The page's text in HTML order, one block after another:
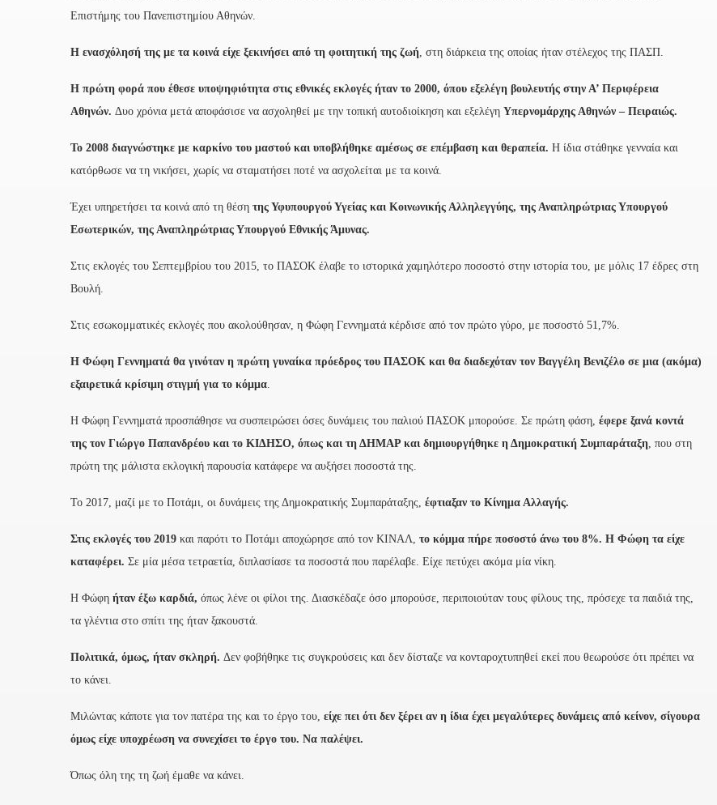
Επιστήμης του Πανεπιστημίου Αθηνών.
Η ενασχόλησή της με τα κοινά είχε ξεκινήσει από τη φοιτητική της ζωή, στη διάρκεια της οποίας ήταν στέλεχος της ΠΑΣΠ.
Η πρώτη φορά που έθεσε υποψηφιότητα στις εθνικές εκλογές ήταν το 2000, όπου εξελέγη βουλευτής στην Α’ Περιφέρεια
Αθηνών. Δυο χρόνια μετά αποφάσισε να ασχοληθεί με την τοπική αυτοδιοίκηση και εξελέγη Υπερνομάρχης Αθηνών – Πειραιώς.
Το 2008 διαγνώστηκε με καρκίνο του μαστού και υποβλήθηκε αμέσως σε επέμβαση και θεραπεία. Η ίδια στάθηκε γενναία και
κατόρθωσε να τη νικήσει, χωρίς να σταματήσει ποτέ να ασχολείται με τα κοινά.
Έχει υπηρετήσει τα κοινά από τη θέση της Υφυπουργού Υγείας και Κοινωνικής Αλληλεγγύης, της Αναπληρώτριας Υπουργού
Εσωτερικών, της Αναπληρώτριας Υπουργού Εθνικής Άμυνας.
Στις εκλογές του Σεπτεμβρίου του 2015, το ΠΑΣΟΚ έλαβε το ιστορικά χαμηλότερο ποσοστό στην ιστορία του, με μόλις 17 έδρες στη
Βουλή.
Στις εσωκομματικές εκλογές που ακολούθησαν, η Φώφη Γεννηματά κέρδισε από τον πρώτο γύρο, με ποσοστό 51,7%.
Η Φώφη Γεννηματά θα γινόταν η πρώτη γυναίκα πρόεδρος του ΠΑΣΟΚ και θα διαδεχόταν τον Βαγγέλη Βενιζέλο σε μια (ακόμα)
εξαιρετικά κρίσιμη στιγμή για το κόμμα.
Η Φώφη Γεννηματά προσπάθησε να συσπειρώσει όσες δυνάμεις του παλιού ΠΑΣΟΚ μπορούσε. Σε πρώτη φάση, έφερε ξανά κοντά
της τον Γιώργο Παπανδρέου και το ΚΙΔΗΣΟ, όπως και τη ΔΗΜΑΡ και δημιουργήθηκε η Δημοκρατική Συμπαράταξη, που στη
πρώτη της μάλιστα εκλογική παρουσία κατάφερε να αυξήσει ποσοστά της.
Το 2017, μαζί με το Ποτάμι, οι δυνάμεις της Δημοκρατικής Συμπαράταξης, έφτιαξαν το Κίνημα Αλλαγής.
Στις εκλογές του 2019 και παρότι το Ποτάμι αποχώρησε από τον ΚΙΝΑΛ, το κόμμα πήρε ποσοστό άνω του 8%. Η Φώφη τα είχε
καταφέρει. Σε μία μέσα τετραετία, διπλασίασε τα ποσοστά που παρέλαβε. Είχε πετύχει ακόμα μία νίκη.
Η Φώφη ήταν έξω καρδιά, όπως λένε οι φίλοι της. Διασκέδαζε όσο μπορούσε, περιποιούταν τους φίλους της, πρόσεχε τα παιδιά της,
τα γλέντια στο σπίτι της ήταν ξακουστά.
Πολιτικά, όμως, ήταν σκληρή. Δεν φοβήθηκε τις συγκρούσεις και δεν δίσταζε να κονταροχτυπηθεί εκεί που θεωρούσε ότι πρέπει να
το κάνει.
Μιλώντας κάποτε για τον πατέρα της και το έργο του, είχε πει ότι δεν ξέρει αν η ίδια έχει μεγαλύτερες δυνάμεις από κείνον, σίγουρα
όμως είχε υποχρέωση να συνεχίσει το έργο του. Να παλέψει.
Όπως όλη της τη ζωή έμαθε να κάνει.